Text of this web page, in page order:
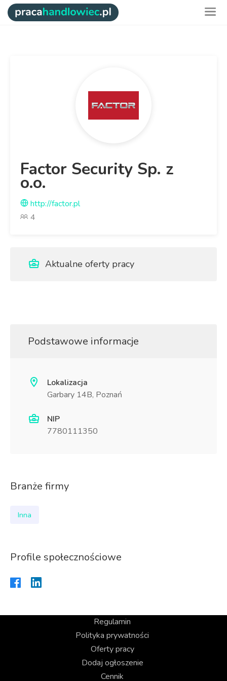
Factor Security Sp. z
o.o.
http://factor.pl
4
Aktualne oferty pracy
Podstawowe informacje
Lokalizacja
Garbary 14B, Poznań
NIP
7780111350
Branże firmy
Inna
Profile społecznościowe
Regulamin
Polityka prywatności
Oferty pracy
Dodaj ogłoszenie
Cennik